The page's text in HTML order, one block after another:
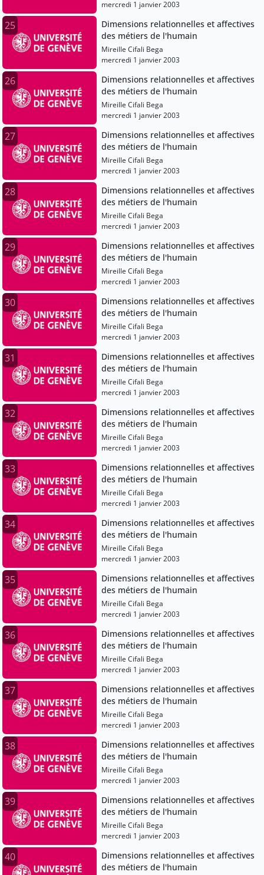
mercredi 1 janvier 2003
25
Dimensions relationnelles et affectives
des métiers de l'humain
Mireille Cifali Bega
mercredi 1 janvier 2003
26
Dimensions relationnelles et affectives
des métiers de l'humain
Mireille Cifali Bega
mercredi 1 janvier 2003
27
Dimensions relationnelles et affectives
des métiers de l'humain
Mireille Cifali Bega
mercredi 1 janvier 2003
28
Dimensions relationnelles et affectives
des métiers de l'humain
Mireille Cifali Bega
mercredi 1 janvier 2003
29
Dimensions relationnelles et affectives
des métiers de l'humain
Mireille Cifali Bega
mercredi 1 janvier 2003
30
Dimensions relationnelles et affectives
des métiers de l'humain
Mireille Cifali Bega
mercredi 1 janvier 2003
31
Dimensions relationnelles et affectives
des métiers de l'humain
Mireille Cifali Bega
mercredi 1 janvier 2003
32
Dimensions relationnelles et affectives
des métiers de l'humain
Mireille Cifali Bega
mercredi 1 janvier 2003
33
Dimensions relationnelles et affectives
des métiers de l'humain
Mireille Cifali Bega
mercredi 1 janvier 2003
34
Dimensions relationnelles et affectives
des métiers de l'humain
Mireille Cifali Bega
mercredi 1 janvier 2003
35
Dimensions relationnelles et affectives
des métiers de l'humain
Mireille Cifali Bega
mercredi 1 janvier 2003
36
Dimensions relationnelles et affectives
des métiers de l'humain
Mireille Cifali Bega
mercredi 1 janvier 2003
37
Dimensions relationnelles et affectives
des métiers de l'humain
Mireille Cifali Bega
mercredi 1 janvier 2003
38
Dimensions relationnelles et affectives
des métiers de l'humain
Mireille Cifali Bega
mercredi 1 janvier 2003
39
Dimensions relationnelles et affectives
des métiers de l'humain
Mireille Cifali Bega
mercredi 1 janvier 2003
40
Dimensions relationnelles et affectives
des métiers de l'humain